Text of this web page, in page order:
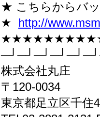
★ こちらからバ
★ http://
株式会社丸庄
〒120-0034
東京都足立区千住